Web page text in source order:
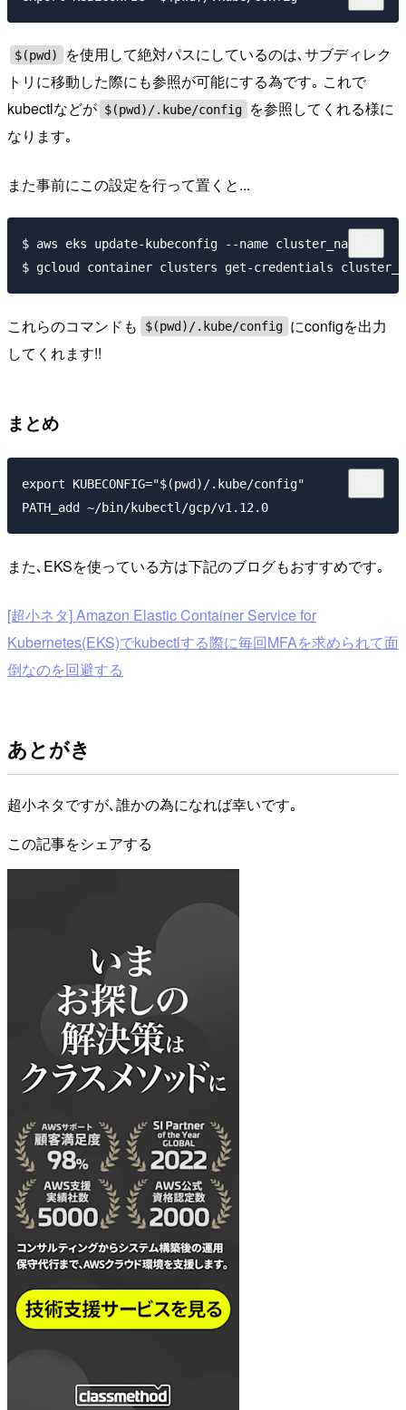
$(pwd)
を使用して絶対パスにしているのは､サブディレク
トリに移動した際にも参照が可能にする為です｡ これで
kubectlなどが $(pwd)/.kube/config
を参照してくれる様に
なります｡
また事前にこの設定を行って置くと...
$ aws eks update-kubeconfig --name cluster_name
これらのコマンドも $(pwd)/.kube/config にconfigを出力
してくれます!!
まとめ
export KUBECONFIG="$(pwd)/.kube/config"
また､EKSを使っている方は下記のブログもおすすめです｡
[超小ネタ] Amazon Elastic Container Service for
Kubernetes(EKS)でkubectlする際に毎回MFAを求められて面
倒なのを回避する
あとがき
超小ネタですが､誰かの為になれば幸いです｡
この記事をシェアする